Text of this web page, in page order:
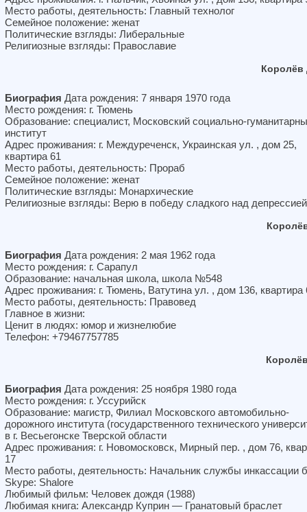
Место работы, деятельность: Главный технолог
Семейное положение: женат
Политические взгляды: Либеральные
Религиозные взгляды: Православие
Королёв
Биография Дата рождения: 7 января 1970 года
Место рождения: г. Тюмень
Образование: специалист, Московский социально-
институт
Адрес проживания: г. Междуреченск, Украинская ул. , дом 25,
квартира 61
Место работы, деятельность: Прораб
Семейное положение: женат
Политические взгляды: Монархические
Религиозные взгляды: Верю в победу сладкого над
Биография Дата рождения: 2 мая 1962 года
Место рождения: г. Сарапул
Образование: начальная школа, школа №548
Адрес проживания: г. Тюмень, Ватутина ул. , дом 136, квартира
Место работы, деятельность: Правовед
Главное в жизни:
Ценит в людях: юмор и жизнелюбие
Телефон: +79467757785
Биография Дата рождения: 25 ноября 1980 года
Место рождения: г. Уссурийск
Образование: магистр, Филиал Московского автомобильно-
дорожного института (государственного технического
в г. Весьегонске Тверской области
Адрес проживания: г. Новомосковск, Мирный пер. , дом 76,
17
Место работы, деятельность: Начальник службы инкассации
Skype: Shalore
Любимый фильм: Человек дождя (1988)
Любимая книга: Александр Куприн — Гранатовый браслет